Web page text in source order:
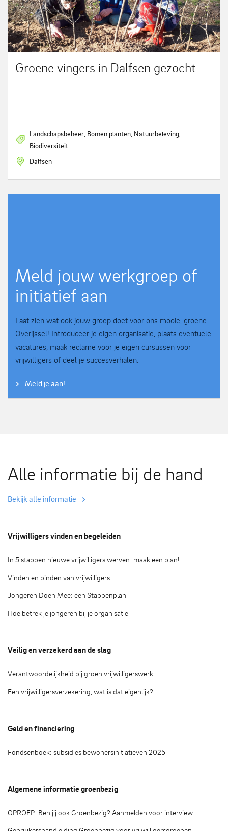
Groene vingers in Dalfsen gezocht
Landschapsbeheer, Bomen planten, Natuurbeleving,
Biodiversiteit
Dalfsen
Meld jouw werkgroep of
initiatief aan
Laat zien wat ook jouw groep doet voor ons mooie, groene
Overijssel! Introduceer je eigen organisatie, plaats eventuele
vacatures, maak reclame voor je eigen cursussen voor
vrijwilligers of deel je succesverhalen.
Meld je aan!
Alle informatie bij de hand
Bekijk alle informatie
Vrijwilligers vinden en begeleiden
In 5 stappen nieuwe vrijwilligers werven: maak een plan!
Vinden en binden van vrijwilligers
Jongeren Doen Mee: een Stappenplan
Hoe betrek je jongeren bij je organisatie
Veilig en verzekerd aan de slag
Verantwoordelijkheid bij groen vrijwilligerswerk
Een vrijwilligersverzekering, wat is dat eigenlijk?
Geld en financiering
Fondsenboek: subsidies bewonersinitiatieven 2025
Algemene informatie groenbezig
OPROEP: Ben jij ook Groenbezig? Aanmelden voor interview